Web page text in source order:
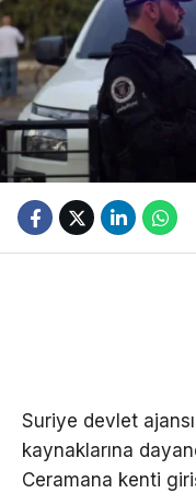
Suriye devlet
kaynaklarına
Ceramana kenti